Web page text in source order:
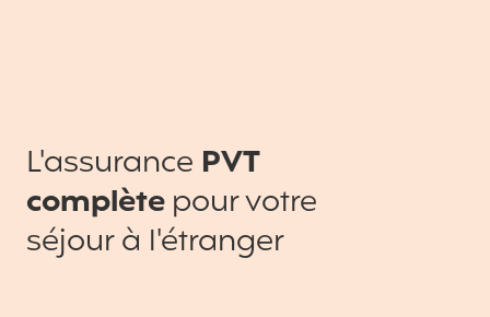
L'assurance PVT
complètepour votre
séjour à l'étranger